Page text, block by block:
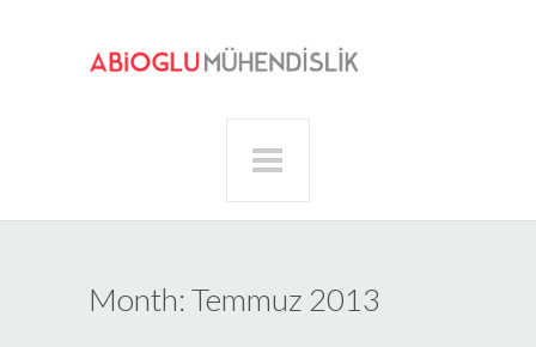
Month:Temmuz 2013